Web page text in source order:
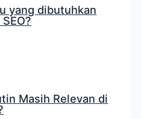
yang dibutuhkan
Masih Relevan di